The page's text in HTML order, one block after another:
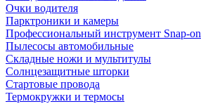
Очки водителя
Парктроники и камеры
Профессиональный инструмент Snap-on
Пылесосы автомобильные
Складные ножи и мультитулы
Солнцезащитные шторки
Стартовые провода
Термокружки и термосы